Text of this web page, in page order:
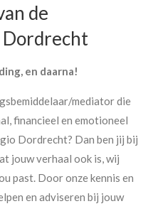
de
Dordrecht
en daarna!
mediator die
financieel en emotioneel
Dordrecht? Dan ben jij bij
jouw verhaal ook is, wij
past. Door onze kennis en
en adviseren bij jouw